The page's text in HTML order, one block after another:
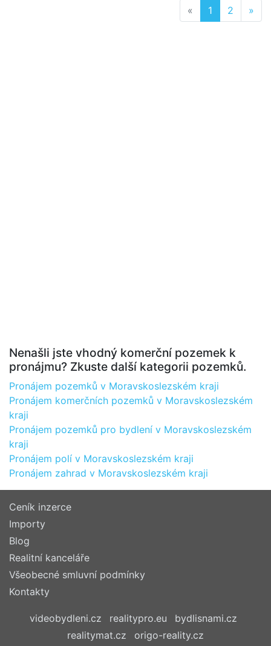
« Previous
1 2 »
Nenašli jste vhodný komerční pozemek k
pronájmu? Zkuste další kategorii pozemků.
Pronájem pozemků v Moravskoslezském kraji
Pronájem komerčních pozemků v Moravskoslezském
kraji
Pronájem pozemků pro bydlení v Moravskoslezském
kraji
Pronájem polí v Moravskoslezském kraji
Pronájem zahrad v Moravskoslezském kraji
Ceník inzerce
Importy
Blog
Realitní kanceláře
Všeobecné smluvní podmínky
Kontakty
videobydleni.cz realitypro.eu
bydlisnami.cz
realitymat.cz
origo-reality.cz